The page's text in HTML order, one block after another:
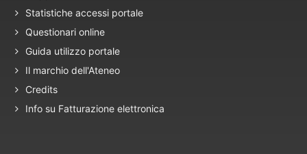
Statistiche accessi portale
Questionari online
Guida utilizzo portale
Il marchio dell'Ateneo
Credits
Info su Fatturazione elettronica